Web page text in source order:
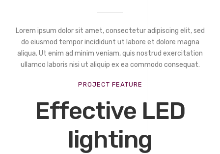
Lorem ipsum dolor sit amet, consectetur adipiscing elit, sed
do eiusmod tempor incididunt ut labore et dolore magna
aliqua. Ut enim ad minim veniam, quis nostrud exercitation
ullamco laboris nisi ut aliquip ex ea commodo consequat.
PROJECT FEATURE
Effective LED
lighting